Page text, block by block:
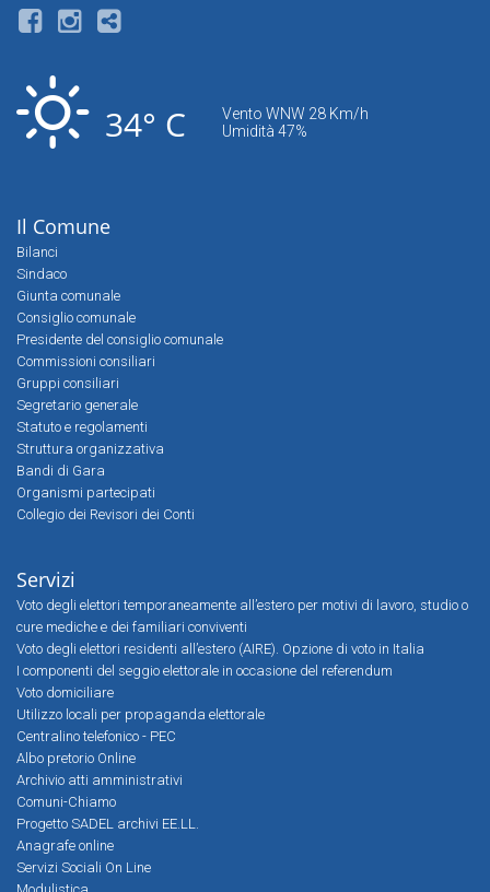
34° C
Vento WNW 28 Km/h
Umidità 47%
Il Comune
Bilanci
Sindaco
Giunta comunale
Consiglio comunale
Presidente del consiglio comunale
Commissioni consiliari
Gruppi consiliari
Segretario generale
Statuto e regolamenti
Struttura organizzativa
Bandi di Gara
Organismi partecipati
Collegio dei Revisori dei Conti
Servizi
Voto degli elettori temporaneamente all’estero per motivi di lavoro, studio o
cure mediche e dei familiari conviventi
Voto degli elettori residenti all’estero (AIRE). Opzione di voto in Italia
I componenti del seggio elettorale in occasione del referendum
Voto domiciliare
Utilizzo locali per propaganda elettorale
Centralino telefonico - PEC
Albo pretorio Online
Archivio atti amministrativi
Comuni-Chiamo
Progetto SADEL archivi EE.LL.
Anagrafe online
Servizi Sociali On Line